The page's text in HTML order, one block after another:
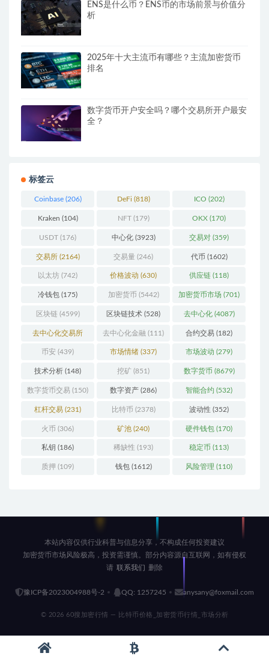
ENS是什么币？ENS币的市场前景与价值分
析
2025年十大主流币有哪些？主流加密货币
排名
数字货币开户安全吗？哪个交易所开户最安
全？
标签云
Coinbase(206) DeFi (818) ICO (202)
Kraken (104) NFT(179) OKX (170)
USDT (176) 中心化(3923) 交易对 (359)
交易所(2164) 交易量 (246) 代币 (1602)
以太坊 (742) 价格波动 (630) 供应链 (118)
冷钱包 (175) 加密货币 (5442) 加密货币市场 (701)
区块链(4599) 区块链技术 (528) 去中心化(4087)
去中心化交易所
(196)
去中心化金融 (111) 合约交易 (182)
币安 (439) 市场情绪 (337) 市场波动 (279)
技术分析 (148) 挖矿 (851) 数字货币 (8679)
数字货币交易 (150) 数字资产 (286) 智能合约 (532)
杠杆交易 (231) 比特币 (2378) 波动性 (352)
火币 (306) 矿池 (240) 硬件钱包 (170)
私钥 (186) 稀缺性 (193) 稳定币 (113)
质押 (109) 钱包(1612) 风险管理 (110)
本站内容仅供行业科普与信息分享，不构成任何投资建议
加密货币市场风险极高，投资需谨慎。部分内容源自互联网，如有侵权
请 联系我们 删除
豫ICP备2023004988号-2 QQ: 1257245 anysany@foxmail.com
© 2026 60搜加密行情 — 比特币价格_加密货币行情_市场分析